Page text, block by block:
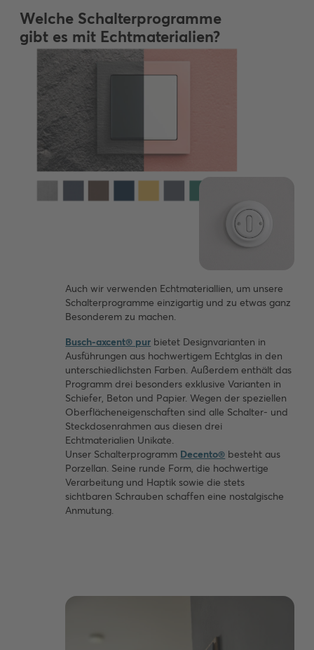
Welche Schalterprogramme
gibt es mit Echtmaterialien?
Auch wir verwenden Echtmateriallien, um unsere
Schalterprogramme einzigartig und zu etwas ganz
Besonderem zu machen.
Busch-axcent® pur bietet Designvarianten in
Ausführungen aus hochwertigem Echtglas in den
unterschiedlichsten Farben. Außerdem enthält das
Programm drei besonders exklusive Varianten in
Schiefer, Beton und Papier. Wegen der speziellen
Oberflächeneigenschaften sind alle Schalter- und
Steckdosenrahmen aus diesen drei
Echtmaterialien Unikate.
Unser Schalterprogramm Decento® besteht aus
Porzellan. Seine runde Form, die hochwertige
Verarbeitung und Haptik sowie die stets
sichtbaren Schrauben schaffen eine nostalgische
Anmutung.